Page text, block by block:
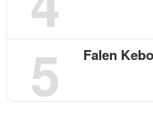
5 Falen